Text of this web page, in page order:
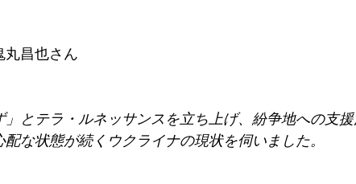
丸昌也さん
」とテラ・ルネッサンスを立ち上げ、紛争地への支
な状態が続くウクライナの現状を伺いました。